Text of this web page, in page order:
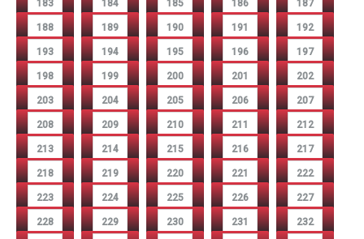
183 184 185 186 187
188 189 190 191 192
193 194 195 196 197
198 199 200 201 202
203 204 205 206 207
208 209 210 211 212
213 214 215 216 217
218 219 220 221 222
223 224 225 226 227
228 229 230 231 232